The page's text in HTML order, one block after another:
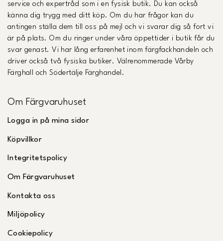
service och expertråd som i en fysisk butik. Du kan också
känna dig trygg med ditt köp. Om du har frågor kan du
antingen ställa dem till oss på mejl och vi svarar dig så fort vi
är på plats. Om du ringer under våra öppettider i butik får du
svar genast. Vi har lång erfarenhet inom färgfackhandeln och
driver också två fysiska butiker. Välrenommerade Vårby
Färghall och Södertälje Färghandel.
Om Färgvaruhuset
Logga in på mina sidor
Köpvillkor
Integritetspolicy
Om Färgvaruhuset
Kontakta oss
Miljöpolicy
Cookiepolicy